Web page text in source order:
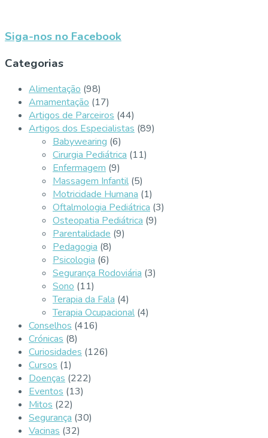
Siga-nos no Facebook
Categorias
Alimentação (98)
Amamentação (17)
Artigos de Parceiros (44)
Artigos dos Especialistas (89)
Babywearing (6)
Cirurgia Pediátrica (11)
Enfermagem (9)
Massagem Infantil (5)
Motricidade Humana (1)
Oftalmologia Pediátrica (3)
Osteopatia Pediátrica (9)
Parentalidade (9)
Pedagogia (8)
Psicologia (6)
Segurança Rodoviária (3)
Sono (11)
Terapia da Fala (4)
Terapia Ocupacional (4)
Conselhos (416)
Crónicas (8)
Curiosidades (126)
Cursos (1)
Doenças (222)
Eventos (13)
Mitos (22)
Segurança (30)
Vacinas (32)